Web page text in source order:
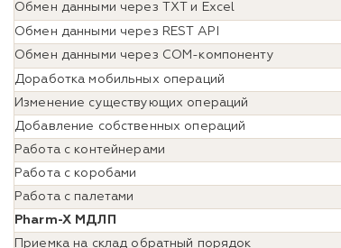
Обмен данными через TXT и Excel
Обмен данными через REST API
Обмен данными через COM-компоненту
Доработка мобильных операций
Изменение существующих операций
Добавление собственных операций
Работа с контейнерами
Работа с коробами
Работа с палетами
Pharm-X МДЛП
Приемка на склад обратный порядок